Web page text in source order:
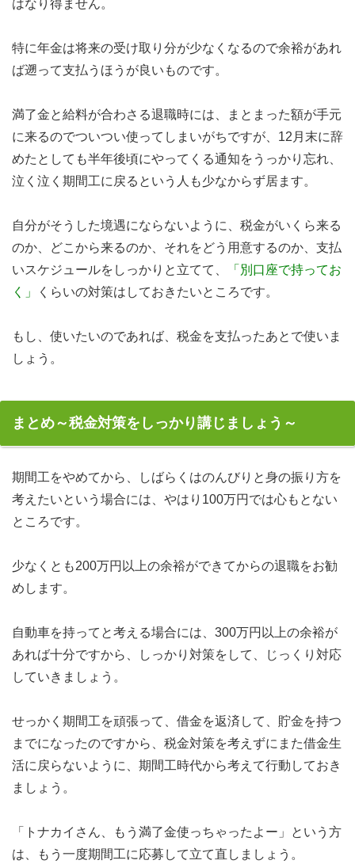
はなり得ません。
特に年金は将来の受け取り分が少なくなるので余裕があれ
ば遡って支払うほうが良いものです。
満了金と給料が合わさる退職時には、まとまった額が手元
に来るのでついつい使ってしまいがちですが、12月末に辞
めたとしても半年後頃にやってくる通知をうっかり忘れ、
泣く泣く期間工に戻るという人も少なからず居ます。
自分がそうした境遇にならないように、税金がいくら来る
のか、どこから来るのか、それをどう用意するのか、支払
いスケジュールをしっかりと立てて、
「別口座で持ってお
く」
くらいの対策はしておきたいところです。
もし、使いたいのであれば、税金を支払ったあとで使いま
しょう。
まとめ～税金対策をしっかり講じましょう～
期間工をやめてから、しばらくはのんびりと身の振り方を
考えたいという場合には、やはり100万円では心もとない
ところです。
少なくとも200万円以上の余裕ができてからの退職をお勧
めします。
自動車を持ってと考える場合には、300万円以上の余裕が
あれば十分ですから、しっかり対策をして、じっくり対応
していきましょう。
せっかく期間工を頑張って、借金を返済して、貯金を持つ
までになったのですから、税金対策を考えずにまた借金生
活に戻らないように、期間工時代から考えて行動しておき
ましょう。
「トナカイさん、もう満了金使っちゃったよー」という方
は、もう一度期間工に応募して立て直しましょう。